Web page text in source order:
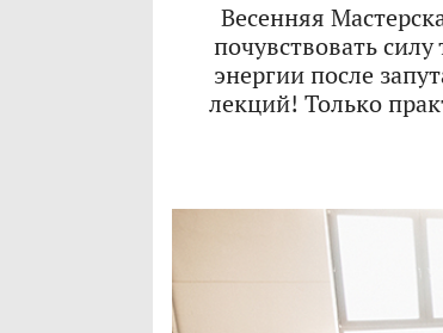
Весенняя
почувствовать
энергии после
лекций! Только